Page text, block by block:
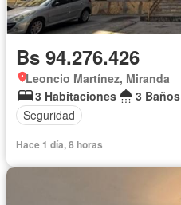
Bs 94.276.426
Leoncio Martínez, Miranda
3 Habitaciones
3 Baños
Seguridad
Hace 1 día, 8 horas